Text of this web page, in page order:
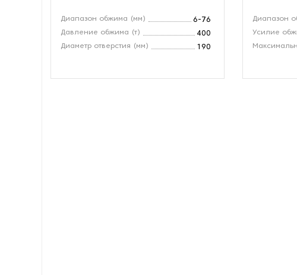
Диапазон обжима (мм)
6-76
Давление обжима (т)
400
Диаметр отверстия (мм)
190
Диапазон
Усилие